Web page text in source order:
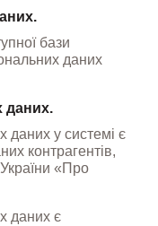
бази
даних
даних.
даних у системі є
контрагентів,
«Про
даних є